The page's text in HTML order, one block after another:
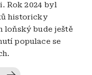
Rok 2024 byl
historicky
loňský bude ještě
populace se